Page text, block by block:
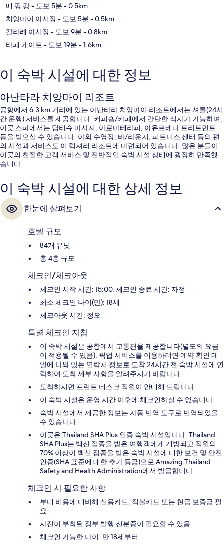
매 핑 강- 도보 5분 - 0.5km
치앙마이 야시장- 도보 5분 - 0.5km
칼라레 야시장- 도보 9분 - 0.8km
타패 게이트 - 도보 19분 - 1.6km
이 숙박 시설에 대한 정보
아난타라 치앙마이 리조트
공항에서 6.3 km 거리에 있는 아난타라 치앙마이 리조트에서는 셔틀(24시
간 운행) 서비스를 제공합니다. 커피숍/카페에서 간단한 식사가 가능하며,
이곳 스파에서는 딥티슈 마사지, 아로마테라피, 아유르베다 트리트먼트
등을 받으실 수 있습니다. 야외 수영장, 바/라운지, 피트니스 센터 등의 편
의 시설과 서비스도 이 럭셔리 리조트에 마련되어 있습니다. 많은 분들이
이곳의 친절한 고객 서비스 및 전반적인 숙박 시설 상태에 굉장히 만족했
습니다.
이 숙박 시설에 대한 상세 정보
한눈에 살펴보기
호텔 규모
84개 유닛
총 4층 규모
체크인/체크아웃
체크인 시작 시간: 15:00, 체크인 종료 시간: 자정
최소 체크인 나이(만): 18세
체크아웃 시간: 정오
특별 체크인 지침
이 숙박 시설은 공항에서 교통편을 제공합니다(별도의 요금
이 적용될 수 있음). 픽업 서비스를 이용하려면 예약 확인 메
일에 나와 있는 연락처 정보로 도착 24시간 전 숙박 시설에 연
락하여 도착 세부 사항을 알려주시기 바랍니다.
도착하시면 프런트 데스크 직원이 안내해 드립니다.
이 숙박 시설은 운영 시간 이후에 체크인하실 수 없습니다.
숙박 시설에서 제공한 정보는 자동 번역 도구로 번역되었을
수 있습니다.
이곳은 Thailand SHA Plus 인증 숙박 시설입니다. Thailand
SHA Plus는 백신 접종을 받은 여행객에게 개방되고 직원의
70% 이상이 백신 접종을 받은 숙박 시설에 대한 보건 및 안전
인증(SHA 표준에 대한 추가 등급)으로 Amazing Thailand
Safety and Health Administration에서 발급합니다.
체크인 시 필요한 사항
부대 비용에 대비해 신용카드, 직불카드 또는 현금 보증금 필
요
사진이 부착된 정부 발행 신분증이 필요할 수 있음
체크인 가능한 나이: 만 18세부터